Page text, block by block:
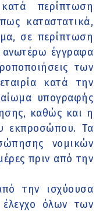
περίπτωση
καταστατικά,
σε περίπτωση
έγγραφα
των
κατά την
υπογραφής
καθώς και η
εκπροσώπου. Τα
νομικών
πριν από την
την ισχύουσα
έλεγχο όλων των